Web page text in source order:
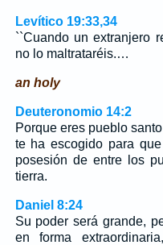
Levítico 19:33,34
``Cuando un extranjero
no lo maltrataréis.…
an holy
Deuteronomio 14:2
Porque eres pueblo
te ha escogido para
posesión de entre los
tierra.
Daniel 8:24
Su poder será grande,
en forma